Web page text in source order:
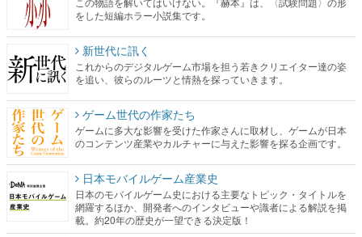
をした短編ホラー小説集です。
新世代に訊く
これからのデジタルゲーム市場を担う若きクリエイター達の姿
を追い、彼らのルーツと情熱を探っていきます。
ゲーム世代の作家たち
ゲームに多大な影響を受けた作家さんに取材し、ゲームが日本
のコンテンツ産業やカルチャーに与えた影響を探る企画です。
日本モバイルゲーム産業史
日本のモバイルゲーム史における主要なトピック・タイトルを
網羅するほか、開発者へのインタビューや識者による解説を掲
載。約20年の歴史が一望できる決定版！